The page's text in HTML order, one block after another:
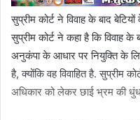
सुप्रीम कोर्ट ने विवाह के बाद
सुप्रीम कोर्ट ने कहा है कि विवाह के
अनुकंपा के आधार पर नियुक्ति के
है, क्योंकि वह विवाहित है. सुप्रीम
अधिकार को लेकर छाई भ्रम की धुंध